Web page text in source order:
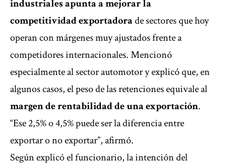
industriales apunta a mejorar la
competitividad exportadorade sectores que hoy
operan con márgenes muy ajustados frente a
competidores internacionales. Mencionó
especialmente al sector automotor y explicó que, en
algunos casos, el peso de las retenciones equivale al
margen de rentabilidad de una exportación.
“Ese 2,5% o 4,5% puede ser la diferencia entre
exportar o no exportar”, afirmó.
Según explicó el funcionario, la intención del